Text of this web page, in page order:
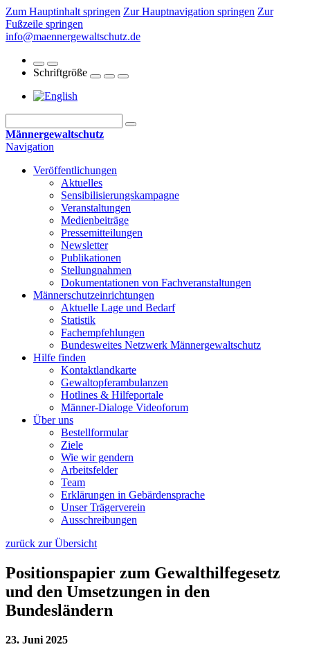
Zum Hauptinhalt springen Zur Hauptnavigation springen Zur
Fußzeile springen
info@maennergewaltschutz.de
Schriftgröße
Männergewaltschutz
Navigation
Veröffentlichungen
Aktuelles
Sensibilisierungskampagne
Veranstaltungen
Medienbeiträge
Pressemitteilungen
Newsletter
Publikationen
Stellungnahmen
Dokumentationen von Fachveranstaltungen
Männerschutz­einrichtungen
Aktuelle Lage und Bedarf
Statistik
Fachempfehlungen
Bundesweites Netzwerk Männergewaltschutz
Hilfe finden
Kontaktlandkarte
Gewaltopfer­ambulanzen
Hotlines & Hilfeportale
Männer-Dialoge Videoforum
Über uns
Bestellformular
Ziele
Wie wir gendern
Arbeitsfelder
Team
Erklärungen in Gebärdensprache
Unser Trägerverein
Ausschreibungen
zurück zur Übersicht
Positionspapier zum Gewalthilfegesetz
und den Umsetzungen in den
Bundesländern
23. Juni 2025